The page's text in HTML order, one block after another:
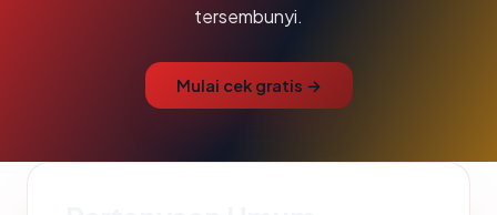
tersembunyi.
Mulai cek gratis →